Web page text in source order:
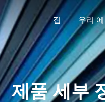
집
제품 세부